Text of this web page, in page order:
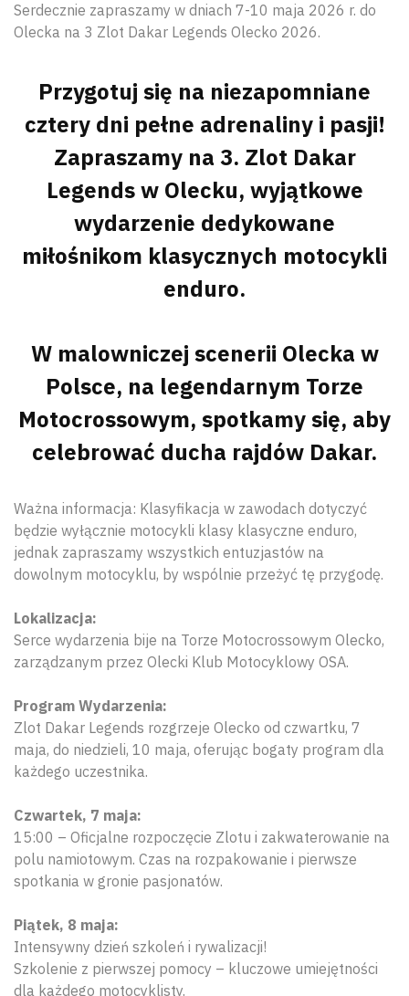
Serdecznie zapraszamy w dniach 7-10 maja 2026 r. do
Olecka na 3 Zlot Dakar Legends Olecko 2026.
Przygotuj się na niezapomniane
cztery dni pełne adrenaliny i pasji!
Zapraszamy na 3. Zlot Dakar
Legends w Olecku, wyjątkowe
wydarzenie dedykowane
miłośnikom klasycznych motocykli
enduro.
W malowniczej scenerii Olecka w
Polsce, na legendarnym Torze
Motocrossowym, spotkamy się, aby
celebrować ducha rajdów Dakar.
Ważna informacja: Klasyfikacja w zawodach dotyczyć
będzie wyłącznie motocykli klasy klasyczne enduro,
jednak zapraszamy wszystkich entuzjastów na
dowolnym motocyklu, by wspólnie przeżyć tę przygodę.
Lokalizacja:
Serce wydarzenia bije na Torze Motocrossowym Olecko,
zarządzanym przez Olecki Klub Motocyklowy OSA.
Program Wydarzenia:
Zlot Dakar Legends rozgrzeje Olecko od czwartku, 7
maja, do niedzieli, 10 maja, oferując bogaty program dla
każdego uczestnika.
Czwartek, 7 maja:
15:00 – Oficjalne rozpoczęcie Zlotu i zakwaterowanie na
polu namiotowym. Czas na rozpakowanie i pierwsze
spotkania w gronie pasjonatów.
Piątek, 8 maja:
Intensywny dzień szkoleń i rywalizacji!
Szkolenie z pierwszej pomocy – kluczowe umiejętności
dla każdego motocyklisty.